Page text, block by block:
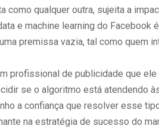
como qualquer outra, sujeita a
e machine learning do Facebook
premissa vazia, tal como quem
profissional de publicidade que
se o algoritmo está atendendo
a confiança que resolver esse
na estratégia de sucesso do